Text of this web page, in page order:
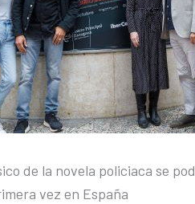
de la novela policiaca se
vez en España